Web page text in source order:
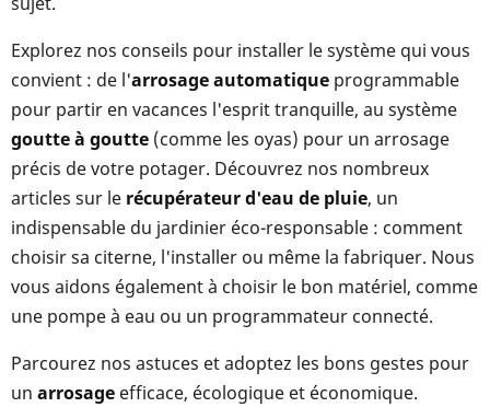
Explorez nos conseils pour installer le système qui vous
convient : de l'arrosage automatique programmable
pour partir en vacances l'esprit tranquille, au système
goutte à goutte (comme les oyas) pour un arrosage
précis de votre potager. Découvrez nos nombreux
articles sur le récupérateur d'eau de pluie, un
indispensable du jardinier éco-responsable : comment
choisir sa citerne, l'installer ou même la fabriquer. Nous
vous aidons également à choisir le bon matériel, comme
une pompe à eau ou un programmateur connecté.
Parcourez nos astuces et adoptez les bons gestes pour
un arrosage efficace, écologique et économique.